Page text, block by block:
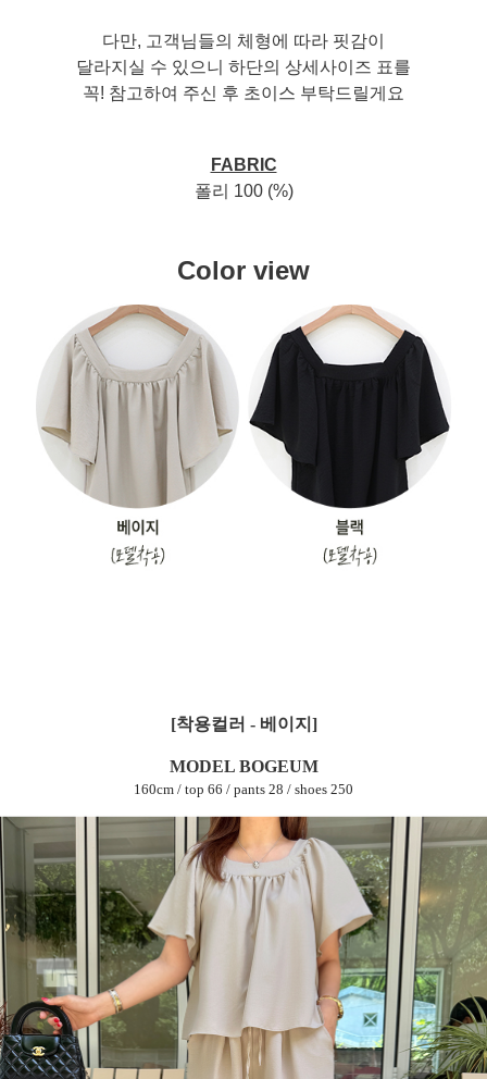
다만, 고객님들의 체형에 따라 핏감이
달라지실 수 있으니 하단의 상세사이즈 표를
꼭! 참고하여 주신 후 초이스 부탁드릴게요
FABRIC
폴리 100 (%)
Color view
[착용컬러 - 베이지]
MODEL BOGEUM
160cm / top 66 / pants 28 / shoes 250